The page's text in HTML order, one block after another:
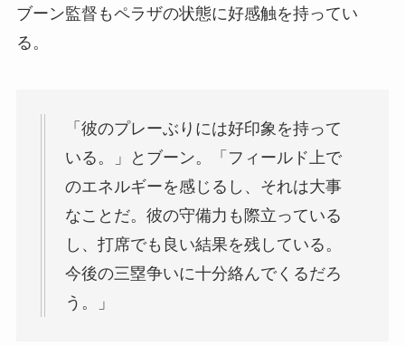
ブーン監督もペラザの状態に好感触を持ってい
る。
「彼のプレーぶりには好印象を持って
いる。」とブーン。「フィールド上で
のエネルギーを感じるし、それは大事
なことだ。彼の守備力も際立っている
し、打席でも良い結果を残している。
今後の三塁争いに十分絡んでくるだろ
う。」